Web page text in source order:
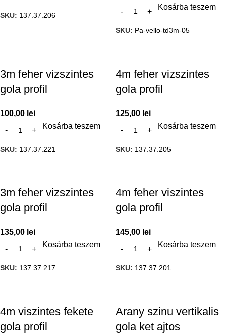
SKU: 137.37.206
Kosárba teszem
SKU: Pa-vello-td3m-05
3m feher vizszintes
gola profil
100,00 lei
Kosárba teszem
SKU: 137.37.221
4m feher vizszintes
gola profil
125,00 lei
Kosárba teszem
SKU: 137.37.205
3m feher vizszintes
gola profil
135,00 lei
Kosárba teszem
SKU: 137.37.217
4m feher viszintes
gola profil
145,00 lei
Kosárba teszem
SKU: 137.37.201
4m viszintes fekete
gola profil
Arany szinu vertikalis
gola ket ajtos